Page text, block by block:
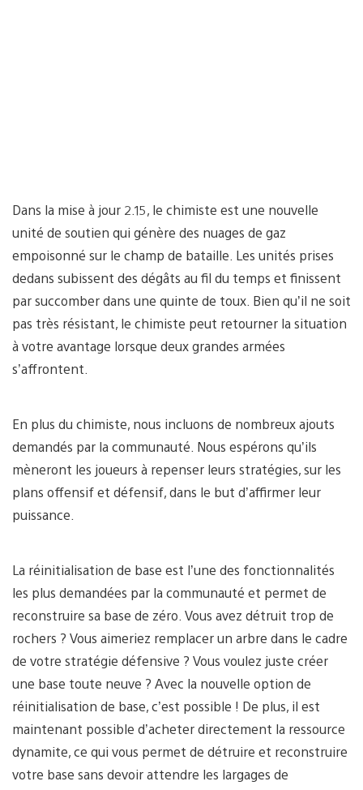
Dans la mise à jour 2.15, le chimiste est une nouvelle
unité de soutien qui génère des nuages de gaz
empoisonné sur le champ de bataille. Les unités prises
dedans subissent des dégâts au fil du temps et finissent
par succomber dans une quinte de toux. Bien qu’il ne soit
pas très résistant, le chimiste peut retourner la situation
à votre avantage lorsque deux grandes armées
s’affrontent.
En plus du chimiste, nous incluons de nombreux ajouts
demandés par la communauté. Nous espérons qu’ils
mèneront les joueurs à repenser leurs stratégies, sur les
plans offensif et défensif, dans le but d’affirmer leur
puissance.
La réinitialisation de base est l’une des fonctionnalités
les plus demandées par la communauté et permet de
reconstruire sa base de zéro. Vous avez détruit trop de
rochers ? Vous aimeriez remplacer un arbre dans le cadre
de votre stratégie défensive ? Vous voulez juste créer
une base toute neuve ? Avec la nouvelle option de
réinitialisation de base, c’est possible ! De plus, il est
maintenant possible d’acheter directement la ressource
dynamite, ce qui vous permet de détruire et reconstruire
votre base sans devoir attendre les largages de